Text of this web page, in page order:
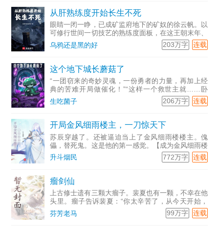
从肝熟练度开始长生不死
眼睛一闭一睁，已成矿监府地下的矿奴的徐云帆。以
可修行世间一切技艺的熟练度面板，在这王朝末年、
群雄割据...
乌鸦还是黑的好 连载
203万字
这个地下城长蘑菇了
“一团窃来的奇妙灵魂，一份勇者的力量，再加上经
典的苦难开局做催化！”“这样一个救世主就……卧
槽，蘑...
生吃菌子 连载
206万字
开局金风细雨楼主，一刀惊天下
苏辰穿越了。还被逼迫当上了金风细雨楼楼主。傀
儡，替死鬼。这是他的第一感觉。【成为金风细雨楼
楼主，，获得人物神刀无敌白天羽，冰麒麟臂，白色
抽奖卡3张。】自从看到这个，苏辰心定了。他心
升斗烟民 连载
772万字
瘤剑仙
上古修士遗有三颗大瘤子。裴夏也有一颗，不幸在他
头里。瘤子告诉裴夏：“你太辛苦了，从今天开始，
我希望...
芬芳老马 连载
99万字